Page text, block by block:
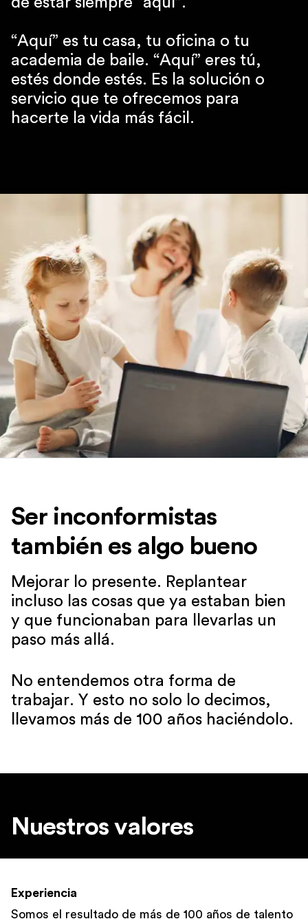
“Aquí” es tu casa, tu oficina o tu
academia de baile. “Aquí” eres tú,
estés donde estés. Es la solución o
servicio que te ofrecemos para
hacerte la vida más fácil.
Ser inconformistas
también es algo bueno
Mejorar lo presente. Replantear
incluso las cosas que ya estaban bien
y que funcionaban para llevarlas un
paso más allá.
No entendemos otra forma de
trabajar. Y esto no solo lo decimos,
llevamos más de 100 años haciéndolo.
Nuestros valores
Experiencia
Somos el resultado de más de 100 años de talento